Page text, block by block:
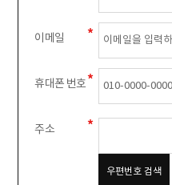
이메일
휴대폰 번호
주소
우편번호 검색